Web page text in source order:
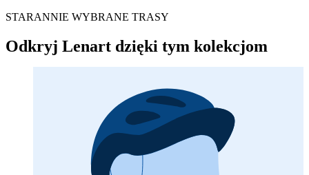
STARANNIE WYBRANE TRASY
Odkryj Lenart dzięki tym kolekcjom